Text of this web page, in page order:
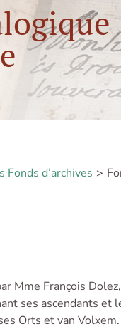
Fonds d’archives
Mme François
ses ascendants et
Orts et van Volxem.